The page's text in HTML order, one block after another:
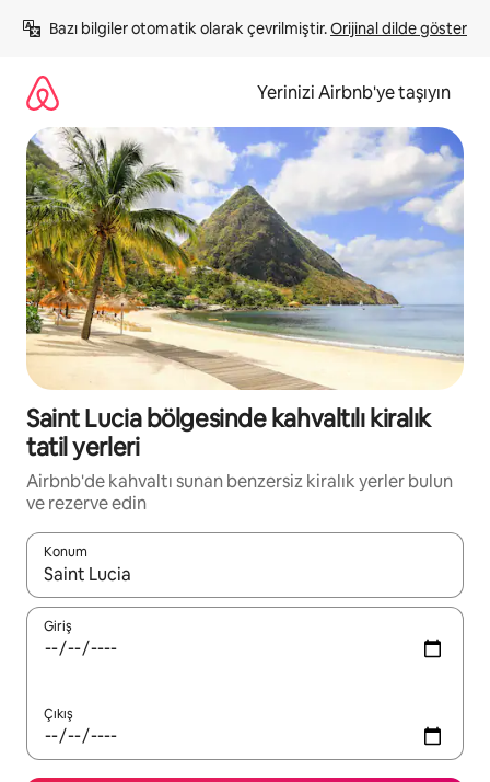
atla
Bazı bilgiler otomatik olarak çevrilmiştir. Orijinal dilde göster
Yerinizi Airbnb'ye taşıyın
Saint Lucia bölgesinde kahvaltılı kiralık
tatil yerleri
Airbnb'de kahvaltı sunan benzersiz kiralık yerler bulun
ve rezerve edin
Konum
Sonuçlar kullanılabilir olduğunda yukarı ve aşağı oklarıyla
Giriş
Çıkış